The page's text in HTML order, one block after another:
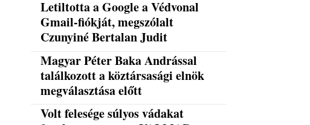
Letiltotta a Google a Védvonal
Gmail-fiókját, megszólalt
Czunyiné Bertalan Judit
Magyar Péter Baka Andrással
találkozott a köztársasági elnök
megválasztása előtt
Volt felesége súlyos vádakat